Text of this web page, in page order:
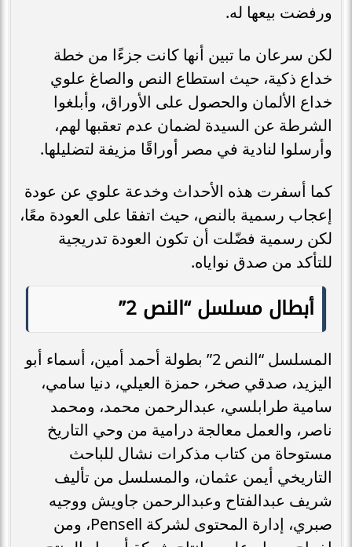
ورفضت بيعها له.
لكن سرعان ما تبين أنها كانت جزءًا من خطة
خداع ذكية، حيث استطاع النص والصاغ علوي
خداع الألمان والحصول على الأوراق، وأبلغوا
الشرطة عن السيدة لضمان عدم تعقبها لهم،
وأرسلوا لنادية في مصر أوراقًا مزيفة لتضليلها.
كما أسفرت هذه الأحداث وخدعة علوي عن عودة
إعجاب رسمية بالنص، حيث اتفقا على العودة معًا،
لكن رسمية فضّلت أن تكون العودة تدريجية
للتأكد من صدق نواياه.
أبطال مسلسل “النص 2”
المسلسل “النص 2” بطولة أحمد أمين، أسماء أبو
اليزيد، صدقي صخر، حمزة العيلي، دنيا سامي،
سامية طرابلسي، عبدالرحمن محمد، ومحمد
ناصر، والعمل معالجة درامية من وحي التاريخ
مستوحاة من كتاب مذكرات نشال للباحث
التاريخي أيمن عثمان، والمسلسل من تأليف
شريف عبدالفتاح وعبدالرحمن جاويش ووجيه
صبري، إدارة المحتوى لشركة Pensell، ومن